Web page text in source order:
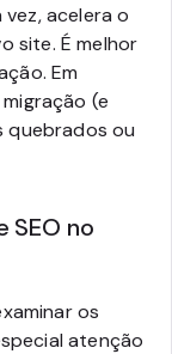
acelera o
site. É melhor
Em
(e
quebrados ou
SEO no
os
atenção